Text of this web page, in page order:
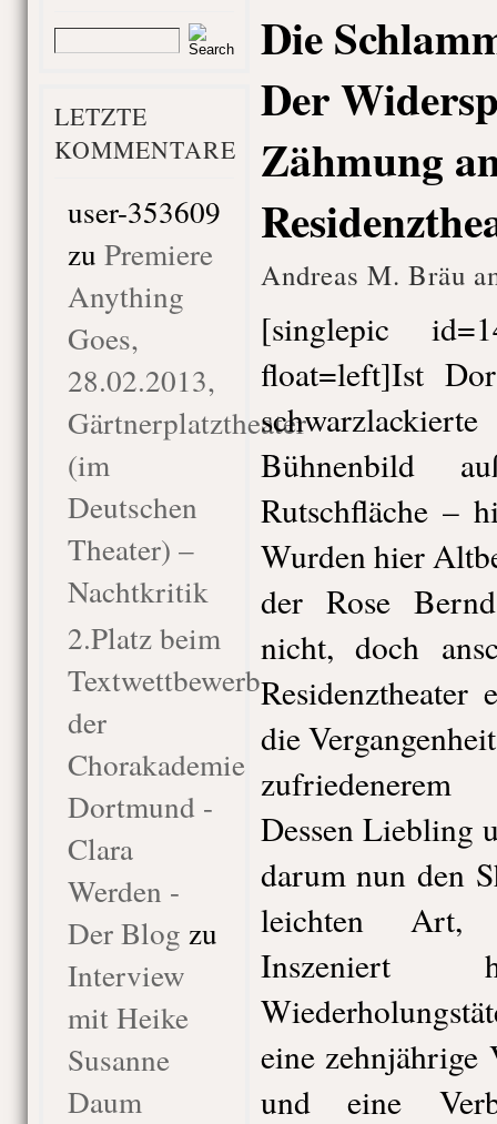
LETZTE
KOMMENTARE
user-353609
zu Premiere
Anything
Goes,
28.02.2013,
Gärtnerplatztheater
(im
Deutschen
Theater) –
Nachtkritik
2.Platz beim
Textwettbewerb
der
Chorakademie
Dortmund -
Clara
Werden -
Der Blog zu
Interview
mit Heike
Susanne
Daum
Die
Der
Zähmung
Andreas M. Bräu
[singlepic
float=left]Ist
Bühnenbild
Rutschfläche –
Wurden hier
der Rose
nicht, doch
die
zufriedenerem
Dessen Liebling
darum nun den
leichten Art,
eine zehnjährige
und eine